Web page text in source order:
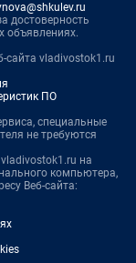
достоверность
объявлениях.
сайта vladivostok1.ru
ПО
специальные
не требуются
на
компьютера,
Веб-сайта: